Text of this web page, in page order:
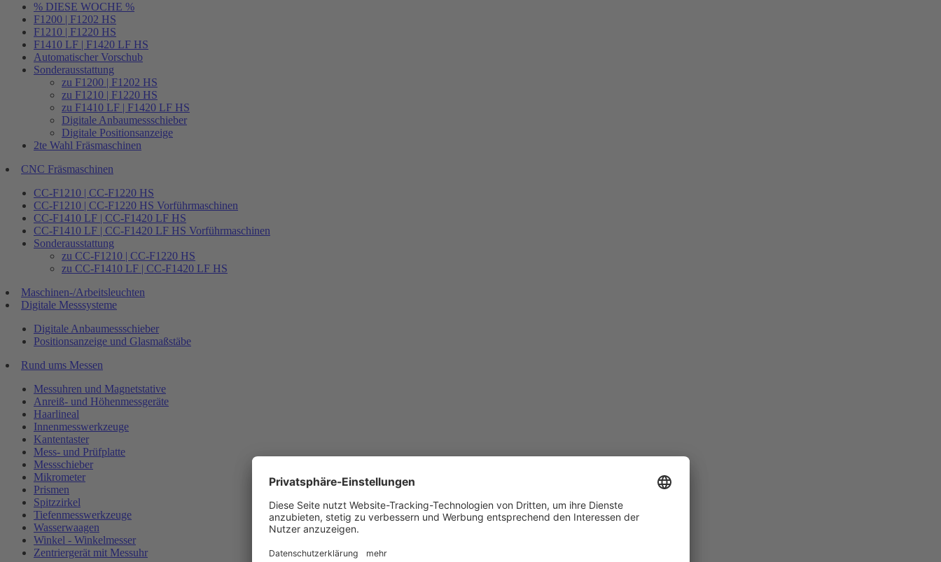
% DIESE WOCHE %
F1200 | F1202 HS
F1210 | F1220 HS
F1410 LF | F1420 LF HS
Automatischer Vorschub
Sonderausstattung
zu F1200 | F1202 HS
zu F1210 | F1220 HS
zu F1410 LF | F1420 LF HS
Digitale Anbaumessschieber
Digitale Positionsanzeige
2te Wahl Fräsmaschinen
CNC Fräsmaschinen
CC-F1210 | CC-F1220 HS
CC-F1210 | CC-F1220 HS Vorführmaschinen
CC-F1410 LF | CC-F1420 LF HS
CC-F1410 LF | CC-F1420 LF HS Vorführmaschinen
Sonderausstattung
zu CC-F1210 | CC-F1220 HS
zu CC-F1410 LF | CC-F1420 LF HS
Maschinen-/Arbeitsleuchten
Digitale Messsysteme
Digitale Anbaumessschieber
Positionsanzeige und Glasmaßstäbe
Rund ums Messen
Messuhren und Magnetstative
Anreiß- und Höhenmessgeräte
Haarlineal
Innenmesswerkzeuge
Kantentaster
Mess- und Prüfplatte
Messschieber
Mikrometer
Prismen
Spitzzirkel
Tiefenmesswerkzeuge
Wasserwaagen
Winkel - Winkelmesser
Zentriergerät mit Messuhr